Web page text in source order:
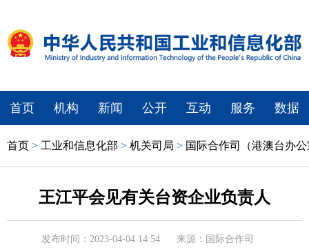
首页 机构 新闻 公开 互动 服务 数据
首页 > 工业和信息化部 > 机关司局 > 国际合作司（港澳台办
王江平会见有关台资企业负责人
发布时间：2023-04-04 14:54 来源：国际合作司